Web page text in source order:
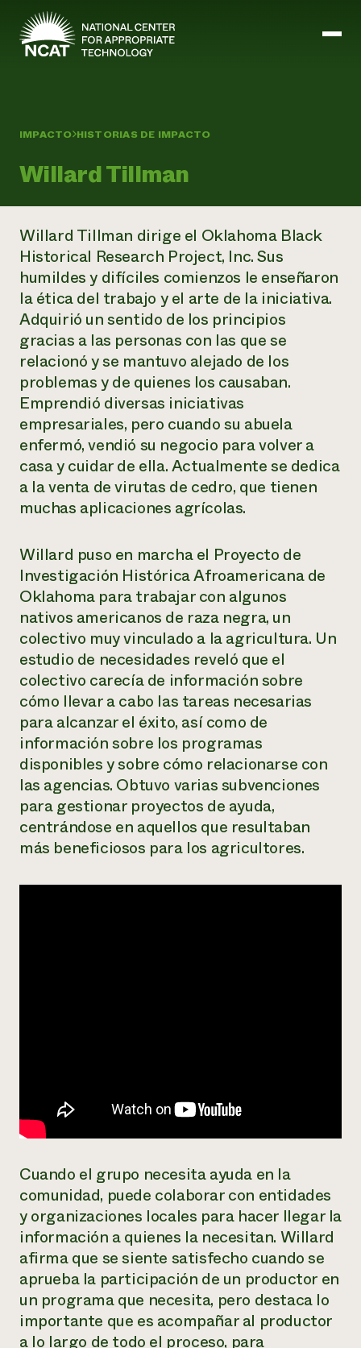
Ir al contenido principal
Misión y visión
ATTRA
Liderazgo
Personal
Regiones
Consejo de Administración
Carreras profesionales
Informes anuales y financieros
Historias de impacto
Informe de
impacto 2024
LEER EL INFORME
Abundante Ogallala
Biochar Policy Project
Pastoreo regenerativo
Tierra para el agua
Programa de transición a la asociación orgánica
Programa de mejora de la calidad de la lana
Armados para cultivar
Latinos en la agricultura
Sistemas alimentarios locales
Agricultura urbana
Las mujeres en la agricultura
Evento anual de reciclaje de productos electrónicos
Programa de descuentos de NorthWestern Energy
Servicios energéticos comerciales
Servicios energéticos residenciales
LIHEAP
Centro de intercambio de información AgriSolar
Gestión empresarial y de riesgos
Cultivos
Energía, herramientas y equipos agrícolas
Métodos agrícolas y ganaderos
Ganadería
Marketing
Agricultura y ganadería ecológicas
Suelo y agua
Blog
Podcasts
Publicaciones
Cursos cortos
Vídeos
Oportunidades de financiación
Noticias
Internship Hub
Buscar prácticas
Contratar a un becario
un
Llame a la
directa de
Formación "Armed to Farm
Calendario de actos
Asociaciones empresariales
Donaciones planificadas
Boletín
Consultas de los medios de comunicación
Todos
contribuyen a la
resiliencia de la
comunidad.
DONAR AHORA
IMPACTO HISTORIAS DE IMPACTO
Willard Tillman
Willard Tillman dirige el Oklahoma Black
Historical Research Project, Inc.Sus
humildes y difíciles comienzos le enseñaron
la ética del trabajo y el arte de la iniciativa.
Adquirió un sentido de los principios
gracias a las personas con las que se
relacionó y se mantuvo alejado de los
problemas y de quienes los causaban.
Emprendió diversas iniciativas
empresariales, pero cuando su abuela
enfermó, vendió su negocio para volver a
casa y cuidar de ella. Actualmente se dedica
a la venta de virutas de cedro, que tienen
muchas aplicaciones agrícolas.
Willard puso en marcha el Proyecto de
Investigación Histórica Afroamericana de
Oklahoma para trabajar con algunos
nativos americanos de raza negra, un
colectivo muy vinculado a la agricultura. Un
estudio de necesidades reveló que el
colectivo carecía de información sobre
cómo llevar a cabo las tareas necesarias
para alcanzar el éxito, así como de
información sobre los programas
disponibles y sobre cómo relacionarse con
las agencias. Obtuvo varias subvenciones
para gestionar proyectos de ayuda,
centrándose en aquellos que resultaban
más beneficiosos para los agricultores.
Cuando el grupo necesita ayuda en la
comunidad, puede colaborar con entidades
y organizaciones locales para hacer llegar la
información a quienes la necesitan. Willard
afirma que se siente satisfecho cuando se
aprueba la participación de un productor en
un programa que necesita, pero destaca lo
importante que es acompañar al productor
a lo largo de todo el proceso, para